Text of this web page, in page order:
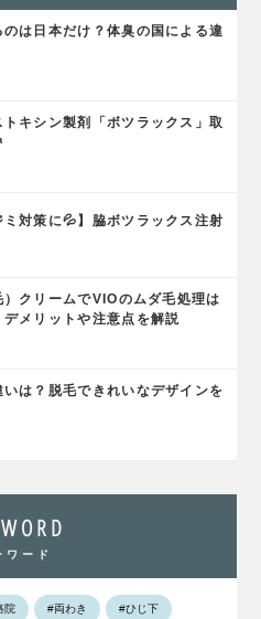
は日本だけ？体臭の国による違
キシン製剤「ボツラックス」取
ミ対策に💦】脇ボツラックス注射
クリームでVIOのムダ毛処理は
メリットや注意点を解説
は？脱毛できれいなデザインを
ワード
院 #両わき #ひじ下